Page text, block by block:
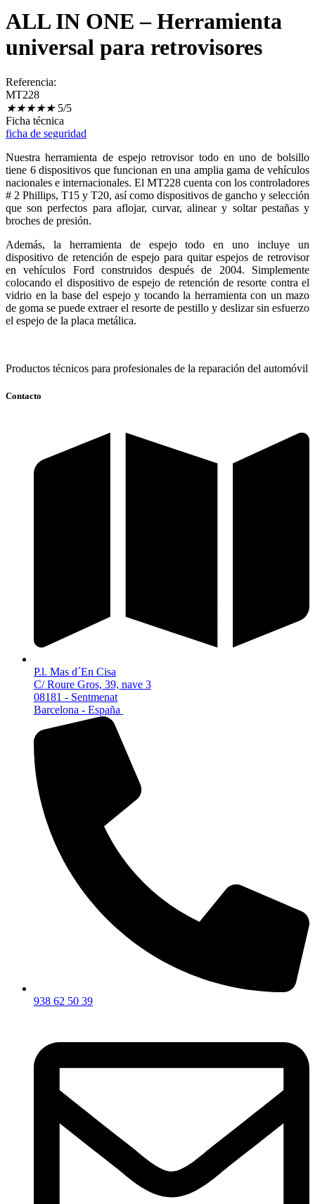
ALL IN ONE – Herramienta
universal para retrovisores
Referencia:
MT228
★★★★★ 5/5
Ficha técnica
ficha de seguridad
Nuestra herramienta de espejo retrovisor todo en uno de bolsillo
tiene 6 dispositivos que funcionan en una amplia gama de vehículos
nacionales e internacionales. El MT228 cuenta con los controladores
# 2 Phillips, T15 y T20, así como dispositivos de gancho y selección
que son perfectos para aflojar, curvar, alinear y soltar pestañas y
broches de presión.
Además, la herramienta de espejo todo en uno incluye un
dispositivo de retención de espejo para quitar espejos de retrovisor
en vehículos Ford construidos después de 2004. Simplemente
colocando el dispositivo de espejo de retención de resorte contra el
vidrio en la base del espejo y tocando la herramienta con un mazo
de goma se puede extraer el resorte de pestillo y deslizar sin esfuerzo
el espejo de la placa metálica.
Productos técnicos para profesionales de la reparación del automóvil
Contacto
P.l. Mas d´En Cisa
C/ Roure Gros, 39, nave 3
08181 - Sentmenat
Barcelona - España
938 62 50 39